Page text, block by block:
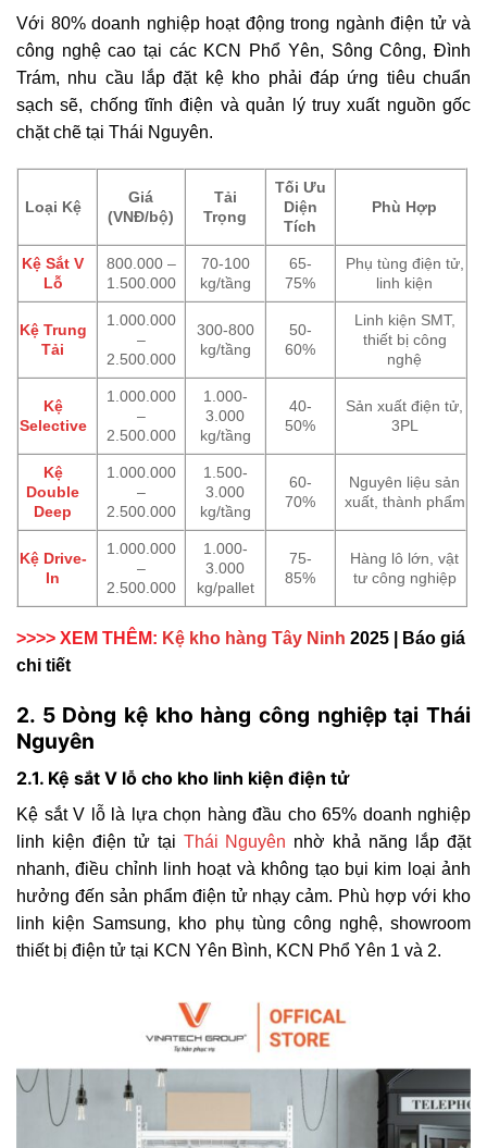
Với 80% doanh nghiệp hoạt động trong ngành điện tử và
công nghệ cao tại các KCN Phổ Yên, Sông Công, Đình
Trám, nhu cầu lắp đặt kệ kho phải đáp ứng tiêu chuẩn
sạch sẽ, chống tĩnh điện và quản lý truy xuất nguồn gốc
chặt chẽ tại Thái Nguyên.
Loại Kệ
Giá
(VNĐ/bộ)
Tải
Trọng
Tối Ưu
Diện
Tích
Phù Hợp
Kệ Sắt V
Lỗ
800.000 –
1.500.000
70-100
kg/tầng
65-
75%
Phụ tùng điện tử,
linh kiện
Kệ Trung
Tải
1.000.000
–
2.500.000
300-800
kg/tầng
50-
60%
Linh kiện SMT,
thiết bị công
nghệ
Kệ
Selective
1.000.000
–
2.500.000
1.000-
3.000
kg/tầng
40-
50%
Sản xuất điện tử,
3PL
Kệ
Double
Deep
1.000.000
–
2.500.000
1.500-
3.000
kg/tầng
60-
70%
Nguyên liệu sản
xuất, thành phẩm
Kệ Drive-
In
1.000.000
–
2.500.000
1.000-
3.000
kg/pallet
75-
85%
Hàng lô lớn, vật
tư công nghiệp
>>>> XEM THÊM: Kệ kho hàng Tây Ninh 2025 | Báo giá
chi tiết
2. 5 Dòng kệ kho hàng công nghiệp tại Thái
Nguyên
2.1. Kệ sắt V lỗ cho kho linh kiện điện tử
Kệ sắt V lỗ là lựa chọn hàng đầu cho 65% doanh nghiệp
linh kiện điện tử tại Thái Nguyên nhờ khả năng lắp đặt
nhanh, điều chỉnh linh hoạt và không tạo bụi kim loại ảnh
hưởng đến sản phẩm điện tử nhạy cảm. Phù hợp với kho
linh kiện Samsung, kho phụ tùng công nghệ, showroom
thiết bị điện tử tại KCN Yên Bình, KCN Phổ Yên 1 và 2.